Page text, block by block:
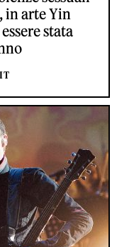
in arte Yin
stata